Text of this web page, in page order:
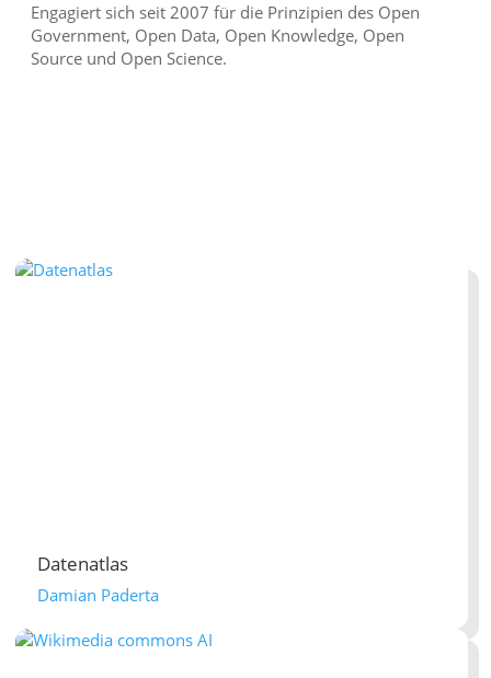
Engagiert sich seit 2007 für die Prinzipien des Open
Government, Open Data, Open Knowledge, Open
Source und Open Science.
Datenatlas
Damian Paderta